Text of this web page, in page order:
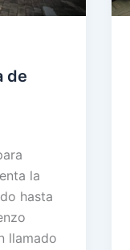
de
la
hasta
llamado